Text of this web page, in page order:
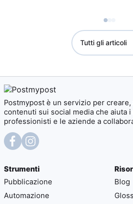
Tutti gli articoli
Postmypost è un servizio per
contenuti sui social media che aiuta i
professionisti e le aziende a
Strumenti
Pubblicazione
Automazione
Blog